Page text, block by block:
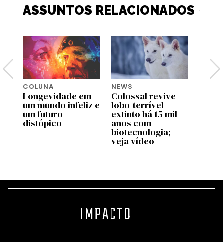
ASSUNTOS RELACIONADOS
COLUNA
Longevidade em
um mundo infeliz e
um futuro
distópico
NEWS
Colossal revive
lobo-terrível
extinto há 15 mil
anos com
biotecnologia;
veja vídeo
IMPACTO